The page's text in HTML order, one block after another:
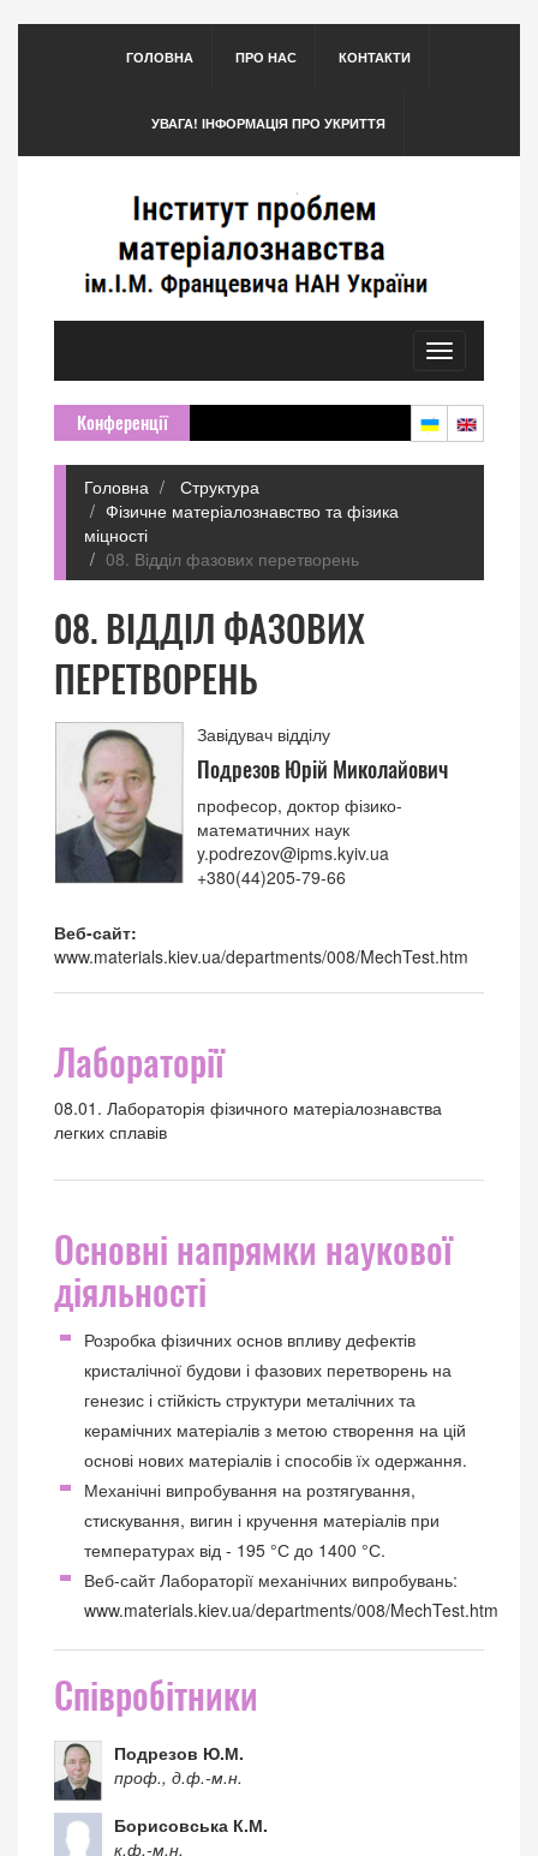
ГОЛОВНА ПРО НАС КОНТАКТИ
УВАГА! ІНФОРМАЦІЯ ПРО УКРИТТЯ
Toggle
navigation
Конференції
Головна
Структура
Фізичне матеріалознавство та фізика
міцності
08. Відділ фазових перетворень
08. ВІДДІЛ ФАЗОВИХ
ПЕРЕТВОРЕНЬ
Завідувач відділу
Подрезов Юрій Миколайович
професор, доктор фізико-
математичних наук
y.podrezov@ipms.kyiv.ua
+380(44)205-79-66
Веб-сайт:
www.materials.kiev.ua/departments/008/MechTest.htm
Лабораторії
08.01. Лабораторія фізичного матеріалознавства
легких сплавів
Основні напрямки наукової
діяльності
Розробка фізичних основ впливу дефектів
кристалічної будови і фазових перетворень на
генезис і стійкість структури металічних та
керамічних матеріалів з метою створення на цій
основі нових матеріалів і способів їх одержання.
Механічні випробування на розтягування,
стискування, вигин і кручення матеріалів при
температурах від - 195 °С до 1400 °С.
Веб-сайт Лабораторії механічних випробувань:
www.materials.kiev.ua/departments/008/MechTest.htm
Співробітники
Подрезов Ю.М.
проф., д.ф.-м.н.
Борисовська К.М.
к.ф.-м.н.